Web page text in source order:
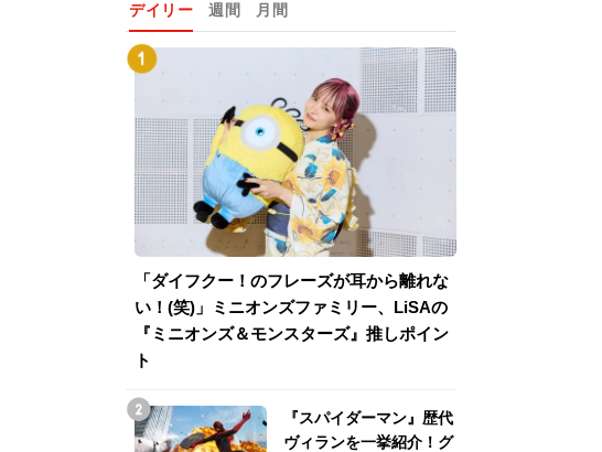
デイリー 週間 月間
「ダイフクー！のフレーズが耳から離れな
い！(笑)」ミニオンズファミリー、LiSAの
『ミニオンズ＆モンスターズ』推しポイン
ト
『スパイダーマン』歴代
ヴィランを一挙紹介！グ